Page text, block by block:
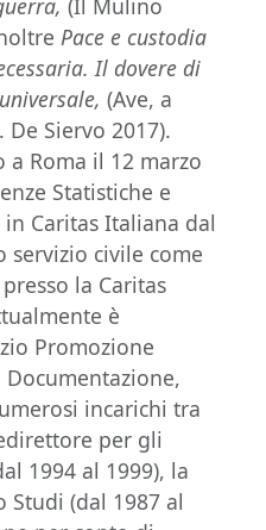
Pace e custodia
Il dovere di
(Ave, a
De Siervo 2017).
Roma il 12 marzo
Statistiche e
Caritas Italiana dal
servizio civile come
la Caritas
è
Promozione
incarichi tra
per gli
1994 al 1999), la
Studi (dal 1987 al